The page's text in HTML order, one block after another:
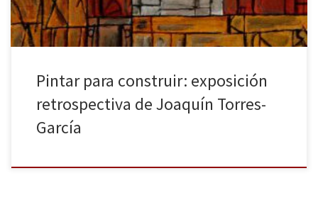
Pintar para construir: exposición
retrospectiva de Joaquín Torres-
García